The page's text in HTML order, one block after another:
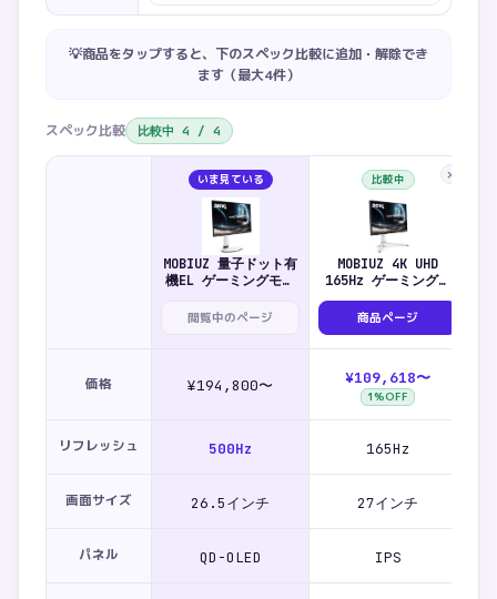
💡商品をタップすると、下のスペック比較に追加・解除でき
ます（最大4件）
スペック比較 比較中 4 / 4
いま見ている
MOBIUZ 量子ドット有
機EL ゲーミングモニ
EX271QZ
閲覧中のページ
比較中 ×
MOBIUZ 4K UHD
165Hz ゲーミングモ
ニター 27型 EX271U
商品ページ
価格 ¥194,800〜 ¥109,618〜
1%OFF
リフレッシュ 500Hz 165Hz
画面サイズ 26.5インチ 27インチ
パネル QD-OLED IPS